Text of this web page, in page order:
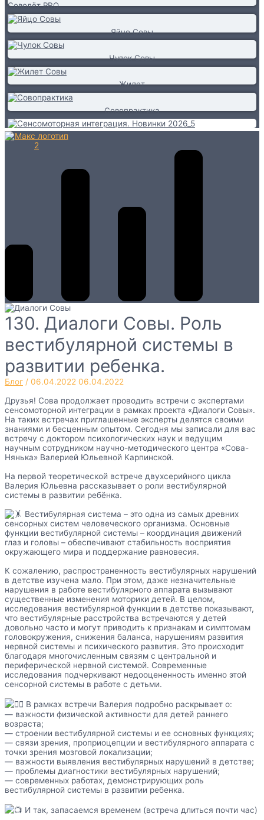
Соволёт PRO
Яйцо Совы
Чулок Совы
Жилет
Совопрактика
130. Диалоги Совы. Роль
вестибулярной системы в
развитии ребенка.
Блог / 06.04.2022 06.04.2022
Друзья! Сова продолжает проводить встречи с экспертами
сенсомоторной интеграции в рамках проекта «Диалоги Совы».
На таких встречах приглашенные эксперты делятся своими
знаниями и бесценным опытом. Сегодня мы записали для вас
встречу с доктором психологических наук и ведущим
научным сотрудником научно-методического центра «Сова-
Нянька» Валерией Юльевной Карпинской.
На первой теоретической встрече двухсерийного цикла
Валерия Юльевна рассказывает о роли вестибулярной
системы в развитии ребёнка.
Вестибулярная система – это одна из самых древних
сенсорных систем человеческого организма. Основные
функции вестибулярной системы – координация движений
глаз и головы – обеспечивают стабильность восприятия
окружающего мира и поддержание равновесия.
К сожалению, распространенность вестибулярных нарушений
в детстве изучена мало. При этом, даже незначительные
нарушения в работе вестибулярного аппарата вызывают
существенные изменения моторики детей. В целом,
исследования вестибулярной функции в детстве показывают,
что вестибулярные расстройства встречаются у детей
довольно часто и могут приводить к признакам и симптомам
головокружения, снижения баланса, нарушениям развития
нервной системы и психического развития. Это происходит
благодаря многочисленным связям с центральной и
периферической нервной системой. Современные
исследования подчеркивают недооцененность именно этой
сенсорной системы в работе с детьми.
В рамках встречи Валерия подробно раскрывает о:
— важности физической активности для детей раннего
возраста;
— строении вестибулярной системы и ее основных функциях;
— связи зрения, проприоцепции и вестибулярного аппарата с
точки зрения мозговой локализации;
— важности выявления вестибулярных нарушений в детстве;
— проблемы диагностики вестибулярных нарушений;
— современных работах, демонстрирующих роль
вестибулярной системы в развитии ребенка.
И так, запасаемся временем (встреча длиться почти час)